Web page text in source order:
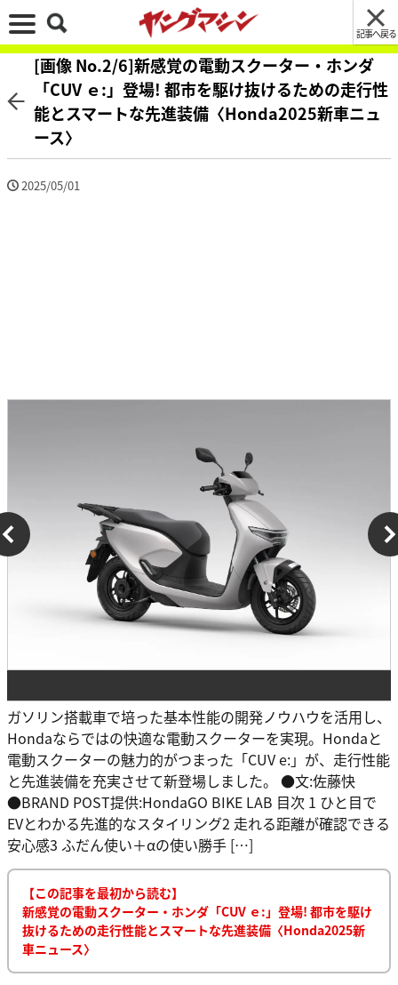
記事へ戻る
[画像 No.2/6]新感覚の電動スクーター・ホンダ
「CUV ｅ:」登場! 都市を駆け抜けるための走行性
能とスマートな先進装備〈Honda2025新車ニュ
ース〉
2025/05/01
ガソリン搭載車で培った基本性能の開発ノウハウを活用し、
Hondaならではの快適な電動スクーターを実現。Hondaと
電動スクーターの魅力的がつまった「CUV e:」が、走行性能
と先進装備を充実させて新登場しました。 ●文:佐藤快
●BRAND POST提供:HondaGO BIKE LAB 目次 1 ひと目で
EVとわかる先進的なスタイリング2 走れる距離が確認できる
安心感3 ふだん使い＋αの使い勝手 […]
【この記事を最初から読む】
新感覚の電動スクーター・ホンダ「CUV ｅ:」登場! 都市を駆け
抜けるための走行性能とスマートな先進装備〈Honda2025新
車ニュース〉